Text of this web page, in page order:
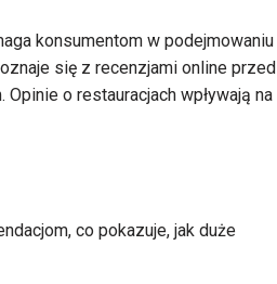
konsumentom w podejmowaniu
się z recenzjami online przed
o restauracjach wpływają na
co pokazuje, jak duże